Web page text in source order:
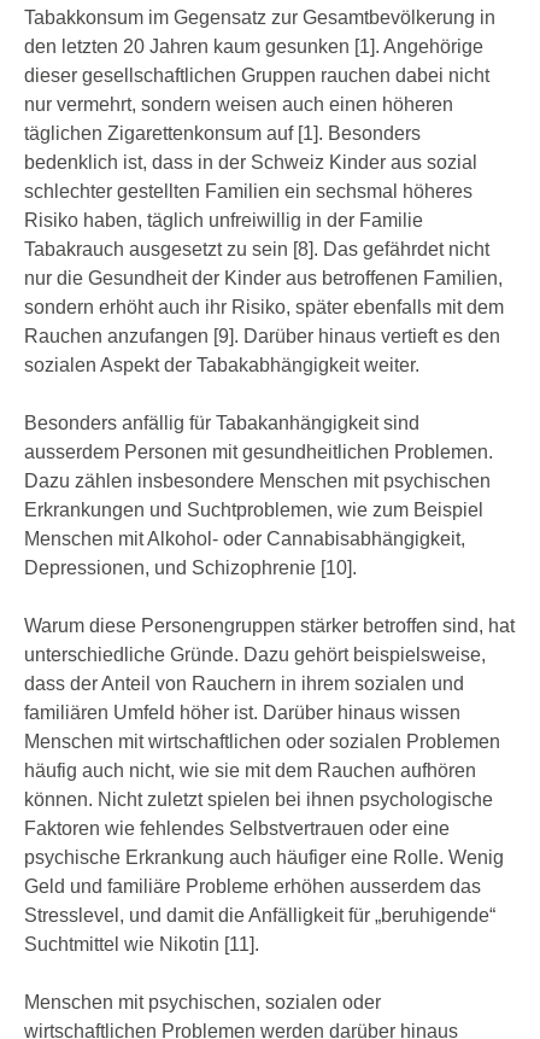
Tabakkonsum im Gegensatz zur Gesamtbevölkerung in
den letzten 20 Jahren kaum gesunken [1]. Angehörige
dieser gesellschaftlichen Gruppen rauchen dabei nicht
nur vermehrt, sondern weisen auch einen höheren
täglichen Zigarettenkonsum auf [1]. Besonders
bedenklich ist, dass in der Schweiz Kinder aus sozial
schlechter gestellten Familien ein sechsmal höheres
Risiko haben, täglich unfreiwillig in der Familie
Tabakrauch ausgesetzt zu sein [8]. Das gefährdet nicht
nur die Gesundheit der Kinder aus betroffenen Familien,
sondern erhöht auch ihr Risiko, später ebenfalls mit dem
Rauchen anzufangen [9]. Darüber hinaus vertieft es den
sozialen Aspekt der Tabakabhängigkeit weiter.
Besonders anfällig für Tabakanhängigkeit sind
ausserdem Personen mit gesundheitlichen Problemen.
Dazu zählen insbesondere Menschen mit psychischen
Erkrankungen und Suchtproblemen, wie zum Beispiel
Menschen mit Alkohol- oder Cannabisabhängigkeit,
Depressionen, und Schizophrenie [10].
Warum diese Personengruppen stärker betroffen sind, hat
unterschiedliche Gründe. Dazu gehört beispielsweise,
dass der Anteil von Rauchern in ihrem sozialen und
familiären Umfeld höher ist. Darüber hinaus wissen
Menschen mit wirtschaftlichen oder sozialen Problemen
häufig auch nicht, wie sie mit dem Rauchen aufhören
können. Nicht zuletzt spielen bei ihnen psychologische
Faktoren wie fehlendes Selbstvertrauen oder eine
psychische Erkrankung auch häufiger eine Rolle. Wenig
Geld und familiäre Probleme erhöhen ausserdem das
Stresslevel, und damit die Anfälligkeit für „beruhigende“
Suchtmittel wie Nikotin [11].
Menschen mit psychischen, sozialen oder
wirtschaftlichen Problemen werden darüber hinaus